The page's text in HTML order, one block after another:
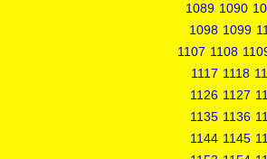
1089 1090
1098 1099
1107 1108
1117 1118
1126 1127
1135 1136
1144 1145